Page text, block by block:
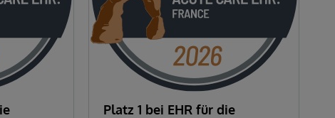
Platz 1 bei EHR für die